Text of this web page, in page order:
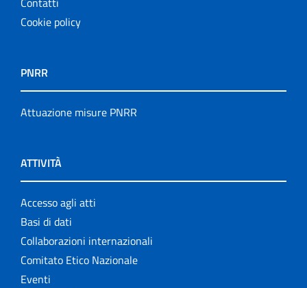
Cookie policy
PNRR
Attuazione misure PNRR
ATTIVITÀ
Accesso agli atti
Basi di dati
Collaborazioni internazionali
Comitato Etico Nazionale
Eventi